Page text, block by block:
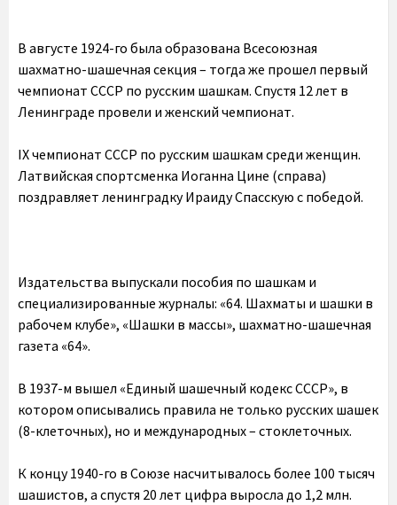
В августе 1924-го была образована Всесоюзная
шахматно-шашечная секция – тогда же прошел первый
чемпионат СССР по русским шашкам. Спустя 12 лет в
Ленинграде провели и женский чемпионат.
IX чемпионат СССР по русским шашкам среди женщин.
Латвийская спортсменка Иоганна Цине (справа)
поздравляет ленинградку Ираиду Спасскую с победой.
Издательства выпускали пособия по шашкам и
специализированные журналы: «64. Шахматы и шашки в
рабочем клубе», «Шашки в массы», шахматно-шашечная
газета «64».
В 1937-м вышел «Единый шашечный кодекс СССР», в
котором описывались правила не только русских шашек
(8-клеточных), но и международных – стоклеточных.
К концу 1940-го в Союзе насчитывалось более 100 тысяч
шашистов, а спустя 20 лет цифра выросла до 1,2 млн.